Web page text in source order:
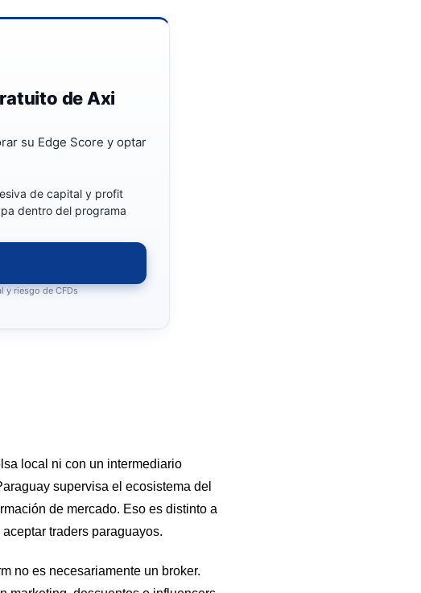
de Axi
su Edge Score y optar
de capital y profit
dentro del programa
y riesgo de CFDs
local ni con un intermediario
supervisa el ecosistema del
de mercado. Eso es distinto a
traders paraguayos.
no es necesariamente un broker.